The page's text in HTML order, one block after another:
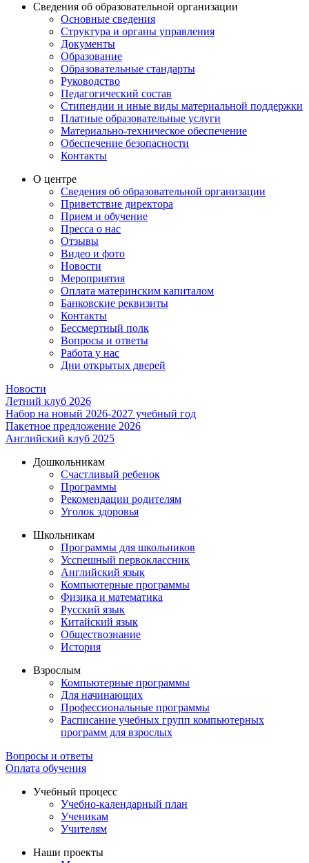
Сведения об образовательной организации
Основные сведения
Структура и органы управления
Документы
Образование
Образовательные стандарты
Руководство
Педагогический состав
Стипендии и иные виды материальной поддержки
Платные образовательные услуги
Материально-техническое обеспечение
Обеспечение безопасности
Контакты
О центре
Сведения об образовательной организации
Приветствие директора
Прием и обучение
Пресса о нас
Отзывы
Видео и фото
Новости
Мероприятия
Оплата материнским капиталом
Банковские реквизиты
Контакты
Бессмертный полк
Вопросы и ответы
Работа у нас
Дни открытых дверей
Новости
Летний клуб 2026
Набор на новый 2026-2027 учебный год
Пакетное предложение 2026
Английский клуб 2025
Дошкольникам
Счастливый ребенок
Программы
Рекомендации родителям
Уголок здоровья
Школьникам
Программы для школьников
Усспешный первоклассник
Английский язык
Компьютерные программы
Физика и математика
Русский язык
Китайский язык
Обществознание
История
Взрослым
Компьютерные программы
Для начинающих
Профессиональные программы
Расписание учебных групп компьютерных
программ для взрослых
Вопросы и ответы
Оплата обучения
Учебный процесс
Учебно-календарный план
Ученикам
Учителям
Наши проекты